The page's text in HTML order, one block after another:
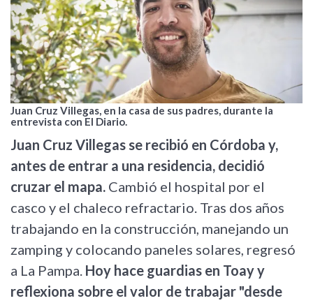
Juan Cruz Villegas, en la casa de sus padres, durante la
entrevista con El Diario.
Juan Cruz Villegas se recibió en Córdoba y,
antes de entrar a una residencia, decidió
cruzar el mapa. Cambió el hospital por el
casco y el chaleco refractario. Tras dos años
trabajando en la construcción, manejando un
zamping y colocando paneles solares, regresó
a La Pampa. Hoy hace guardias en Toay y
reflexiona sobre el valor de trabajar "desde